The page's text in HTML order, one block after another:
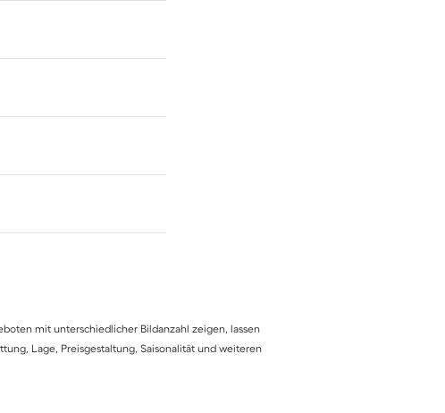
mit unterschiedlicher Bildanzahl zeigen, lassen
Lage, Preisgestaltung, Saisonalität und weiteren